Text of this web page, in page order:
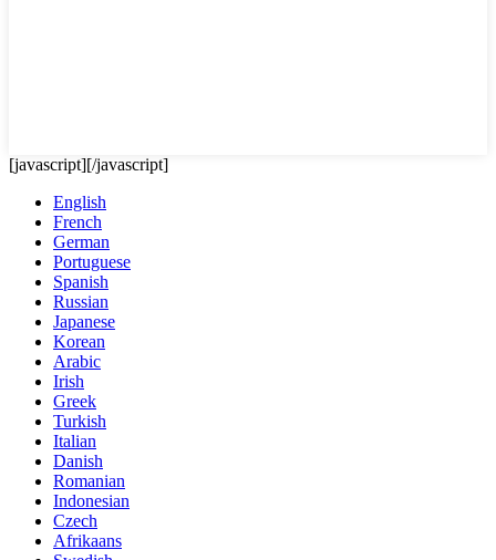
[javascript][/javascript]
English
French
German
Portuguese
Spanish
Russian
Japanese
Korean
Arabic
Irish
Greek
Turkish
Italian
Danish
Romanian
Indonesian
Czech
Afrikaans